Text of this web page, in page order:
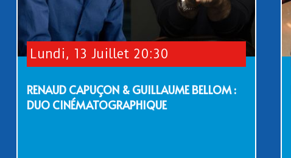
Lundi, 13 Juillet 20:30
RENAUD CAPUÇON & GUILLAUME BELLOM :
DUO CINÉMATOGRAPHIQUE